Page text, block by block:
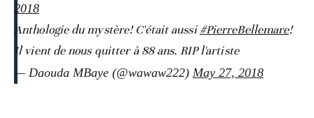
2018
Anthologie du mystère! C'était aussi#PierreBellemare!
Il vient de nous quitter à 88 ans. RIP l'artiste
— Daouda MBaye (@wawaw222) May 27, 2018